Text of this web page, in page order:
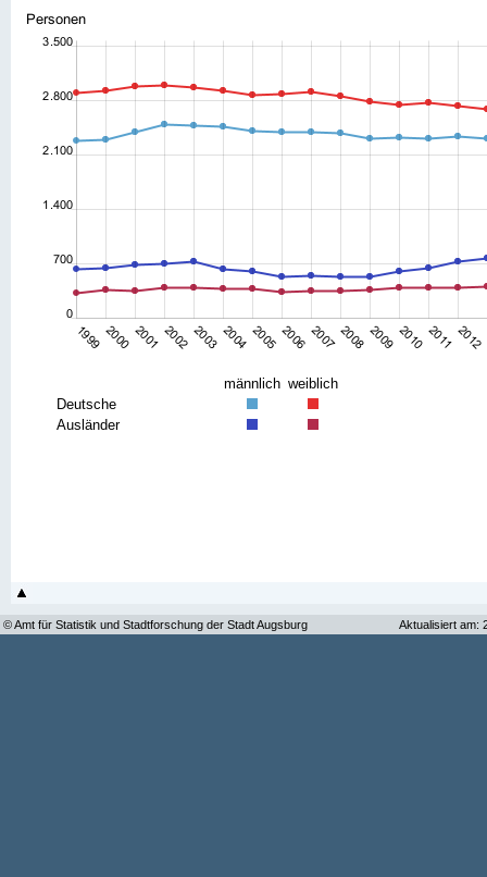
männlich weiblich
Deutsche
Ausländer
© Amt für Statistik und Stadtforschung der Stadt Augsburg Aktualisiert am: